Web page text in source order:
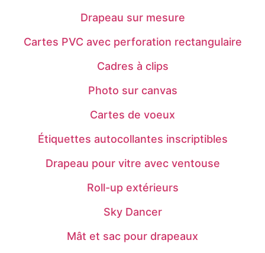
Drapeau sur mesure
Cartes PVC avec perforation rectangulaire
Cadres à clips
Photo sur canvas
Cartes de voeux
Étiquettes autocollantes inscriptibles
Drapeau pour vitre avec ventouse
Roll-up extérieurs
Sky Dancer
Mât et sac pour drapeaux